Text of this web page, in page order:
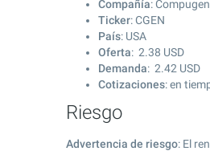
Compañía:
Ticker: CGEN
País: USA
Oferta: 2.38 USD
Demanda: 2.42 USD
Cotizaciones: en
Riesgo
Advertencia de riesgo: El